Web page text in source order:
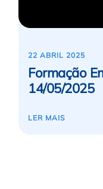
22 ABRIL 2025
Formação
14/05/2025
LER MAIS